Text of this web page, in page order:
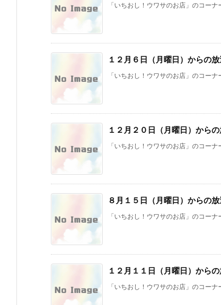
「いちおし！ウワサのお店」のコー
１２月６日（月曜日）からの
「いちおし！ウワサのお店」のコー
１２月２０日（月曜日）から
「いちおし！ウワサのお店」のコー
８月１５日（月曜日）からの
「いちおし！ウワサのお店」のコー
１２月１１日（月曜日）から
「いちおし！ウワサのお店」のコー